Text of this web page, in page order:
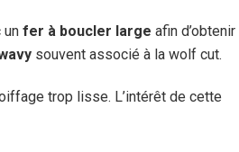
unfer à boucler large afin d’obtenir
souvent associé à la wolf cut.
trop lisse. L’intérêt de cette